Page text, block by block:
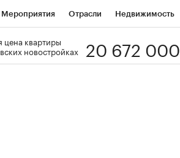
Мероприятия Отрасли Недвижимость
РБК Образование
цена квартиры
новостройках
20 672 000